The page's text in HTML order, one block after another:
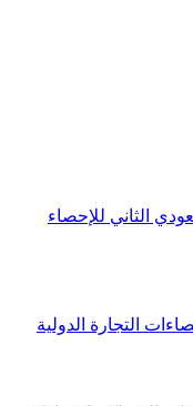
الثاني للإحصاء
التجارة الدولية